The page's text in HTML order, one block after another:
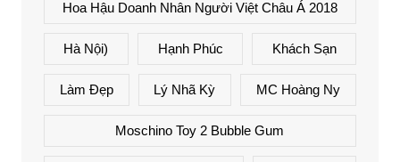
Hoa Hậu Doanh Nhân Người Việt Châu Á 2018
Hà Nội) Hạnh Phúc Khách Sạn
Làm Đẹp Lý Nhã Kỳ MC Hoàng Ny
Moschino Toy 2 Bubble Gum